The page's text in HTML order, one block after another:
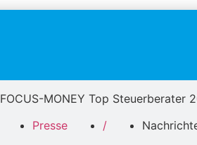
FOCUS-MONEY Top Steuerberater
Presse
/